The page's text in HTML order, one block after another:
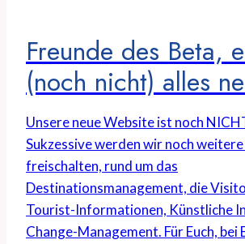
Freunde des Beta,
(noch nicht) alles
Unsere neue Website ist noch
Sukzessive werden wir noch
freischalten, rund um das
Destinationsmanagement, die
Tourist-Informationen, Künstliche
Change-Management. Für Euch, bei